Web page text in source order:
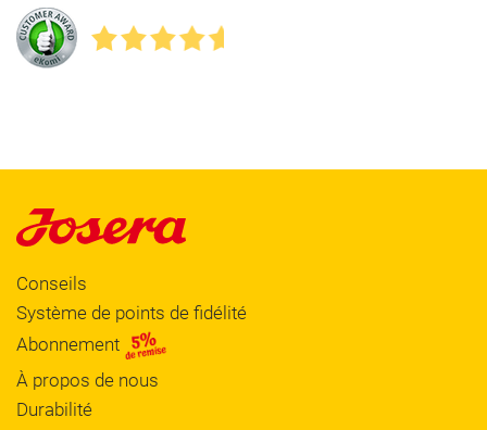
Conseils
Système de points de fidélité
Abonnement
À propos de nous
Durabilité